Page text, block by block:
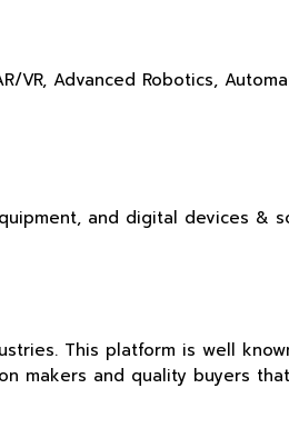
VR, Advanced Robotics,
and digital devices
This platform is well
makers and quality buyers